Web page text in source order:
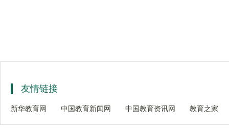
友情链接
新华教育网 中国教育新闻网 中国教育资讯网 教育之家